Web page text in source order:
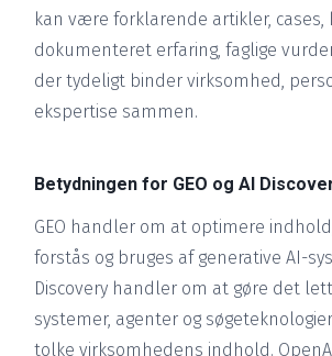
kan være forklarende artikler, cases,
dokumenteret erfaring, faglige
der tydeligt binder virksomhed,
ekspertise sammen.
Betydningen for GEO og AI
GEO handler om at optimere
forstås og bruges af generative AI-
Discovery handler om at gøre det
systemer, agenter og
tolke virksomhedens indhold.